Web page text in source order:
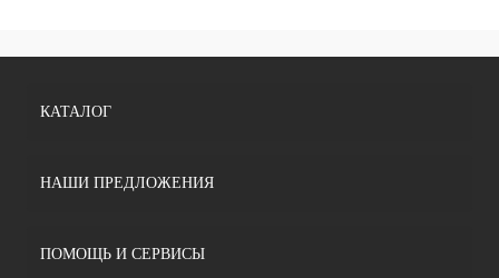
КАТАЛОГ
НАШИ ПРЕДЛОЖЕНИЯ
ПОМОЩЬ И СЕРВИСЫ